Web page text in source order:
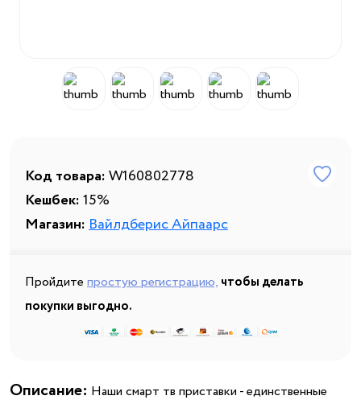
Код товара:W160802778
Кешбек:15%
Магазин:Вайлдберис Айпаарс
Пройдите простую регистрацию, чтобы делать
покупки выгодно.
Описание: Наши смарт тв приставки - единственные